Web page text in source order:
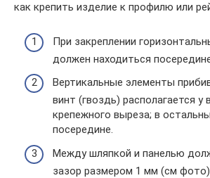
как крепить изделие к профилю или
При закреплении
должен находиться
Вертикальные элементы
винт (гвоздь) располагается у
крепежного выреза; в
посередине.
Между шляпкой и панелью
зазор размером 1 мм (см